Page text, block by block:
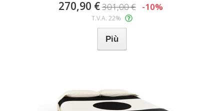
270,90 €301,00 € -10%
T.V.A. 22%
Più